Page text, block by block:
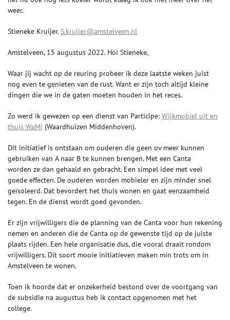
weer.
Stieneke Kruijer. S.kruijer@amstelveen.nl
Amstelveen, 15 augustus 2022. Hoi Stieneke,
Waar jij wacht op de reuring probeer ik deze laatste weken juist
nog even te genieten van de rust. Want er zijn toch altijd kleine
dingen die we in de gaten moeten houden in het reces.
Zo werd ik gewezen op een dienst van Participe: Wijkmobiel uit en
thuis WaMi (Waardhuizen Middenhoven).
Dit initiatief is ontstaan om ouderen die geen ov meer kunnen
gebruiken van A naar B te kunnen brengen. Met een Canta
worden ze dan gehaald en gebracht. Een simpel idee met veel
goede effecten. De ouderen worden mobieler en zijn minder snel
geïsoleerd. Dat bevordert het thuis wonen en gaat eenzaamheid
tegen. En de dienst wordt goed gevonden.
Er zijn vrijwilligers die de planning van de Canta voor hun rekening
nemen en anderen die de Canta op de gewenste tijd op de juiste
plaats rijden. Een hele organisatie dus, die vooral draait rondom
vrijwilligers. Dit soort mooie initiatieven maken min trots om in
Amstelveen te wonen.
Toen ik hoorde dat er onzekerheid bestond over de voortgang van
de subsidie na augustus heb ik contact opgenomen met het
college.